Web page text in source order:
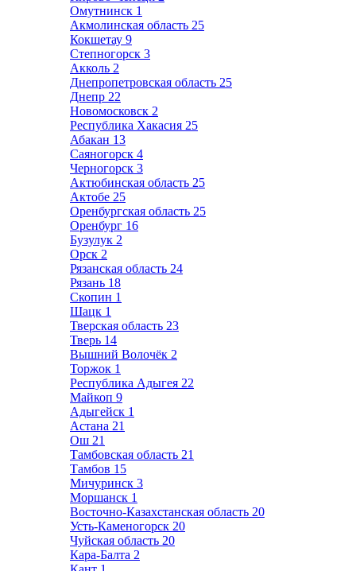
Омутнинск 1
Акмолинская область 25
Кокшетау 9
Степногорск 3
Акколь 2
Днепропетровская область 25
Днепр 22
Новомосковск 2
Республика Хакасия 25
Абакан 13
Саяногорск 4
Черногорск 3
Актюбинская область 25
Актобе 25
Оренбургская область 25
Оренбург 16
Бузулук 2
Орск 2
Рязанская область 24
Рязань 18
Скопин 1
Шацк 1
Тверская область 23
Тверь 14
Вышний Волочёк 2
Торжок 1
Республика Адыгея 22
Майкоп 9
Адыгейск 1
Астана 21
Ош 21
Тамбовская область 21
Тамбов 15
Мичуринск 3
Моршанск 1
Восточно-Казахстанская область 20
Усть-Каменогорск 20
Чуйская область 20
Кара-Балта 2